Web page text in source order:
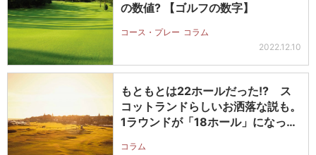
の数値? 【ゴルフの数字】
コース・プレー コラム
2022.12.10
もともとは22ホールだった!? ス
コットランドらしいお洒落な説も。
1ラウンドが「18ホール」になっ
コラム